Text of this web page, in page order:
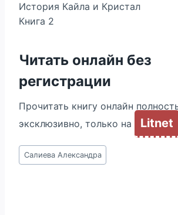
История Кайла и Кристал
Книга 2
Читать онлайн без
регистрации
Прочитать книгу онлайн
эксклюзивно, только на
Litnet
Метки
записи:
Салиева Александра